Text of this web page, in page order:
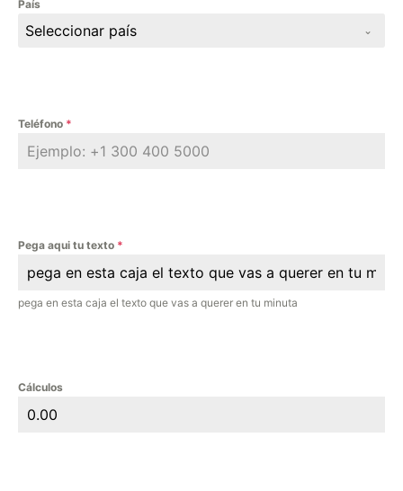
País
Seleccionar país
Teléfono *
Pega aqui tu texto *
pega en esta caja el texto que vas a querer en tu minuta
Cálculos